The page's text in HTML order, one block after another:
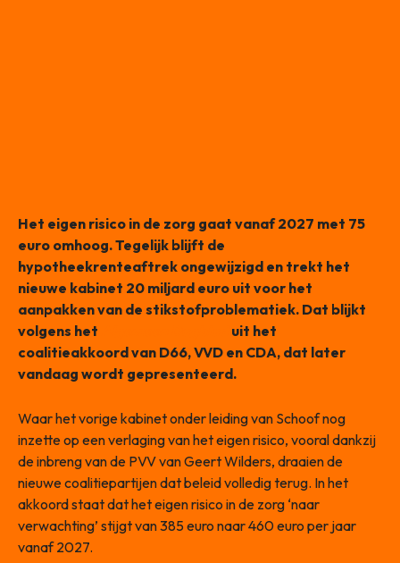
Het eigen risico in de zorg gaat vanaf 2027 met 75
euro omhoog. Tegelijk blijft de
hypotheekrenteaftrek ongewijzigd en trekt het
nieuwe kabinet 20 miljard euro uit voor het
aanpakken van de stikstofproblematiek. Dat blijkt
volgens het
uit het
coalitieakkoord van D66, VVD en CDA, dat later
vandaag wordt gepresenteerd.
Waar het vorige kabinet onder leiding van Schoof nog
inzette op een verlaging van het eigen risico, vooral dankzij
de inbreng van de PVV van Geert Wilders, draaien de
nieuwe coalitiepartijen dat beleid volledig terug. In het
akkoord staat dat het eigen risico in de zorg ‘naar
verwachting’ stijgt van 385 euro naar 460 euro per jaar
vanaf 2027.